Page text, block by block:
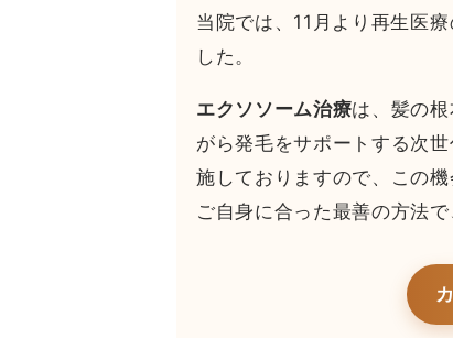
当院では、11月より再生医
した。
エクソソーム治療は、髪の
がら発毛をサポートする次
施しておりますので、この機
ご自身に合った最善の方法